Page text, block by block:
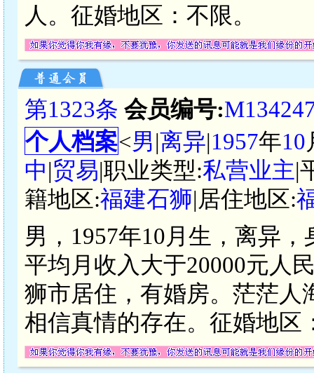
人。征婚地区：不限。
第1323条 会员编号:
个人档案<男|离异|1957年10
中|贸易|职业类型:私营业主|
籍地区:福建石狮|居住地区:
男，1957年10月生，离异
平均月收入大于20000元人
狮市居住，有婚房。茫茫人
相信真情的存在。征婚地区